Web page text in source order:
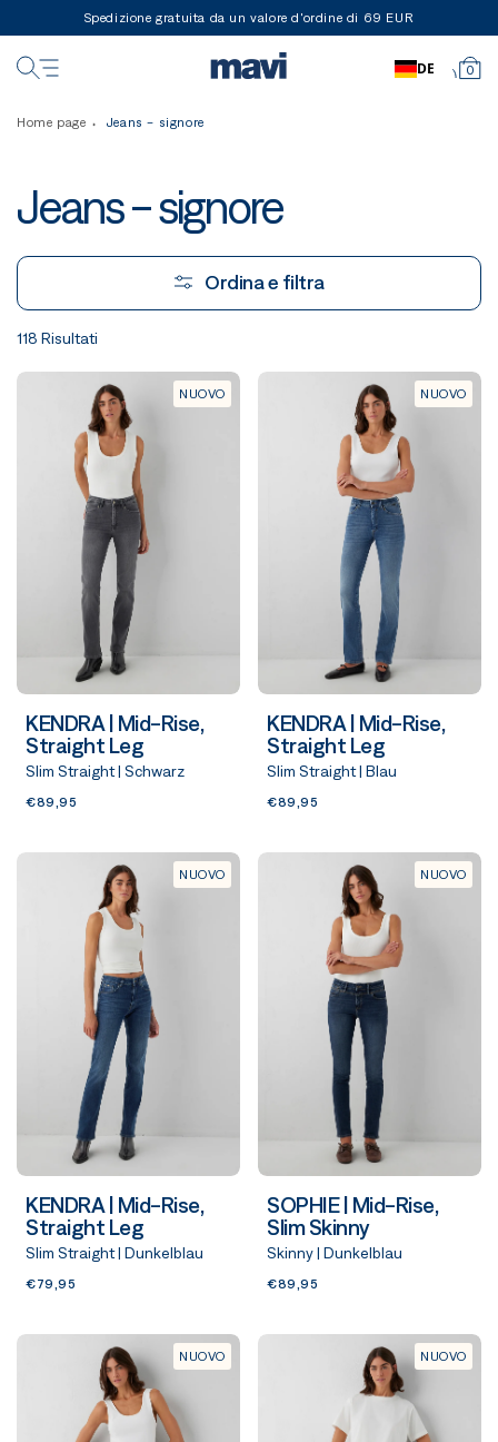
Spedizione gratuita da un valore d'ordine di 69 EUR
0
DE
Home page Jeans - signore
Jeans - signore
Ordina e filtra
118 Risultati
NUOVO
KENDRA | Mid-Rise,
Straight Leg
Slim Straight | Schwarz
€89,95
NUOVO
KENDRA | Mid-Rise,
Straight Leg
Slim Straight | Blau
€89,95
NUOVO
KENDRA | Mid-Rise,
Straight Leg
Slim Straight | Dunkelblau
€79,95
NUOVO
SOPHIE | Mid-Rise,
Slim Skinny
Skinny | Dunkelblau
€89,95
NUOVO NUOVO